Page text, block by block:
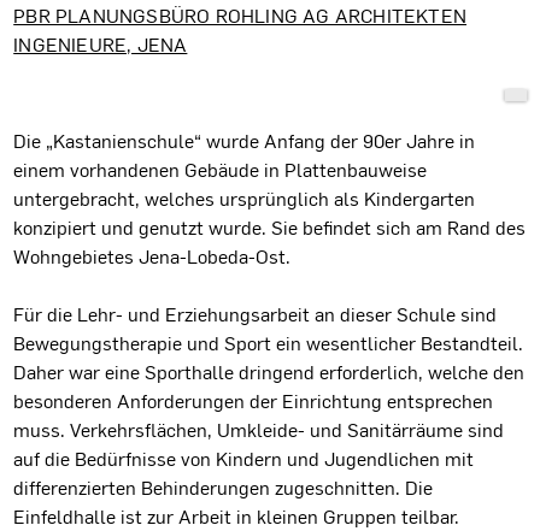
PBR PLANUNGSBÜRO ROHLING AG ARCHITEKTEN
INGENIEURE, JENA
Die „Kastanienschule“ wurde Anfang der 90er Jahre in
einem vorhandenen Gebäude in Plattenbauweise
untergebracht, welches ursprünglich als Kindergarten
konzipiert und genutzt wurde. Sie befindet sich am Rand des
Wohngebietes Jena-Lobeda-Ost.
Für die Lehr- und Erziehungsarbeit an dieser Schule sind
Bewegungstherapie und Sport ein wesentlicher Bestandteil.
Daher war eine Sporthalle dringend erforderlich, welche den
besonderen Anforderungen der Einrichtung entsprechen
muss. Verkehrsflächen, Umkleide- und Sanitärräume sind
auf die Bedürfnisse von Kindern und Jugendlichen mit
differenzierten Behinderungen zugeschnitten. Die
Einfeldhalle ist zur Arbeit in kleinen Gruppen teilbar.